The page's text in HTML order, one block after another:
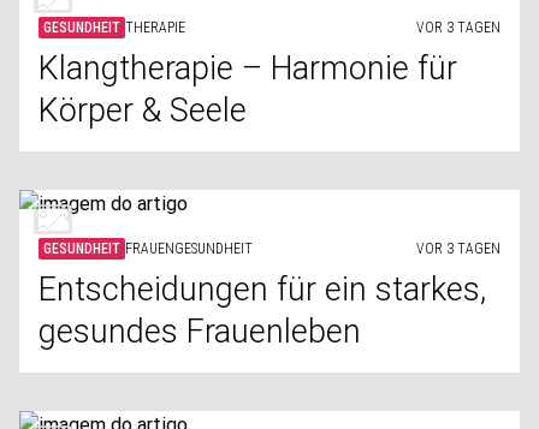
GESUNDHEIT THERAPIE VOR 3 TAGEN
Klangtherapie – Harmonie für
Körper & Seele
GESUNDHEIT FRAUENGESUNDHEIT VOR 3 TAGEN
Entscheidungen für ein starkes,
gesundes Frauenleben